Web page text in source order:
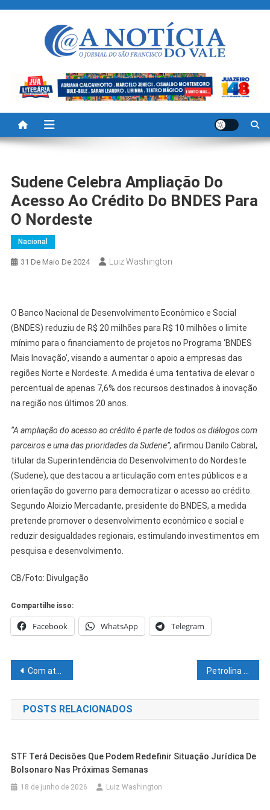
A Noticia Do Vale
Sudene Celebra Ampliação Do
Acesso Ao Crédito Do BNDES Para
O Nordeste
Nacional
31 De Maio De 2024 Luiz Washington
O Banco Nacional de Desenvolvimento Econômico e Social
(BNDES) reduziu de R$ 20 milhões para R$ 10 milhões o limite
mínimo para o financiamento de projetos no Programa ‘BNDES
Mais Inovação’, visando a aumentar o apoio a empresas das
regiões Norte e Nordeste. A medida é uma tentativa de elevar o
percentual de apenas 7,6% dos recursos destinados à inovação
na região nos últimos 20 anos.
“A ampliação do acesso ao crédito é parte de todos os diálogos com
parceiros e uma das prioridades da Sudene”, afirmou Danilo Cabral,
titular da Superintendência do Desenvolvimento do Nordeste
(Sudene), que destacou a articulação com entes públicos e a
orientação do governo para democratizar o acesso ao crédito.
Segundo Aloizio Mercadante, presidente do BNDES, a medida
pretende promover o desenvolvimento econômico e social e
reduzir desigualdades regionais, estimulando investimentos em
pesquisa e desenvolvimento.
CB/Foto: Divulgação
Compartilhe isso:
Facebook WhatsApp Telegram
Navegação
de
Post
Com atendimentos suspensos, CadÚnico em Petrolina realiza agendamentos diários Petrolina lidera em alfabetização infantil em Pernambuco
POSTS RELACIONADOS
STF Terá Decisões Que Podem Redefinir Situação Jurídica De
Bolsonaro Nas Próximas Semanas
18 de junho de 2026 Luiz Washington